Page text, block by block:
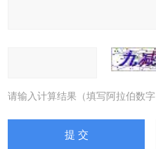
请输入计算结果（填写阿拉伯数